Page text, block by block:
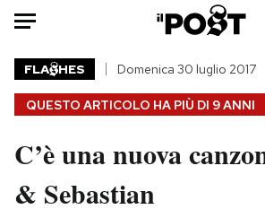
Auto
HOME
Italia
Politica
Moda
QUESTO ARTICOLO HA PIÙ DI 9 ANNI
FLA HES Domenica 30 luglio 2017
C’è una nuova
& Sebastian